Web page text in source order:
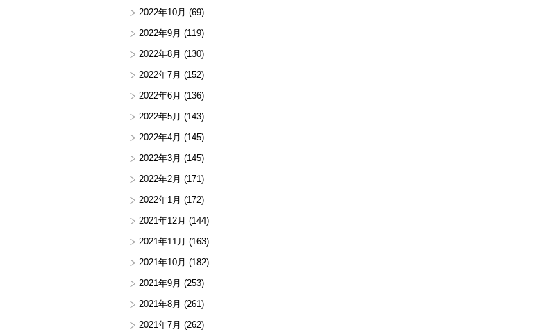
2022年10月 (69)
2022年9月 (119)
2022年8月 (130)
2022年7月 (152)
2022年6月 (136)
2022年5月 (143)
2022年4月 (145)
2022年3月 (145)
2022年2月 (171)
2022年1月 (172)
2021年12月 (144)
2021年11月 (163)
2021年10月 (182)
2021年9月 (253)
2021年8月 (261)
2021年7月 (262)